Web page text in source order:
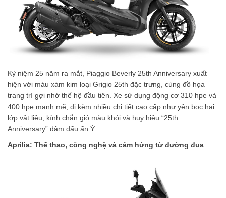
Kỷ niệm 25 năm ra mắt, Piaggio Beverly 25th Anniversary xuất
hiện với màu xám kim loại Grigio 25th đặc trưng, cùng đồ họa
trang trí gợi nhớ thế hệ đầu tiên. Xe sử dụng động cơ 310 hpe và
400 hpe mạnh mẽ, đi kèm nhiều chi tiết cao cấp như yên bọc hai
lớp vật liệu, kính chắn gió màu khói và huy hiệu “25th
Anniversary” đậm dấu ấn Ý.
Aprilia: Thể thao, công nghệ và cảm hứng từ đường đua